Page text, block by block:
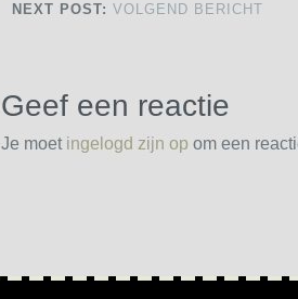
NEXT POST: VOLGEND BERICHT
Geef een reactie
Je moet ingelogd zijn op om een